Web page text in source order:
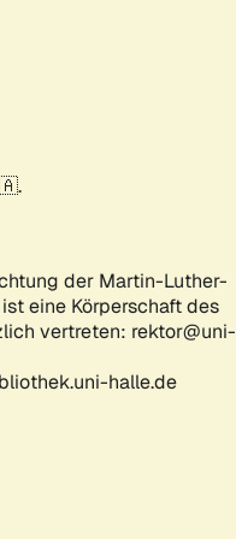
der Martin-Luther-
eine Körperschaft des
vertreten: rektor@uni-
halle.de